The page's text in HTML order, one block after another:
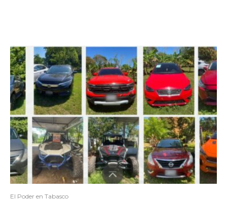
El Poder en Tabasco